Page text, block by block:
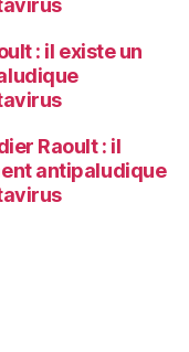
: il existe un
Raoult : il
antipaludique